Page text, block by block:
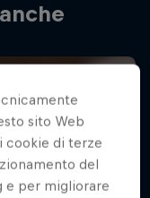
sito Web
cookie di terze
del
e per migliorare